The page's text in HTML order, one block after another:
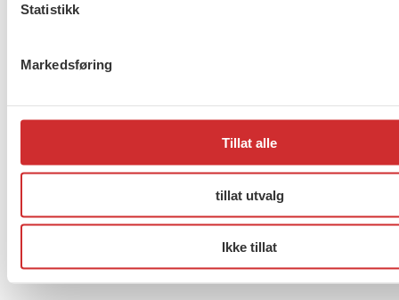
Statistikk
Markedsføring
Tillat alle
tillat utvalg
Ikke tillat
FO (Fellesorganisasjonen)
Pb. 4693 Sofienberg
kontor@fo.no